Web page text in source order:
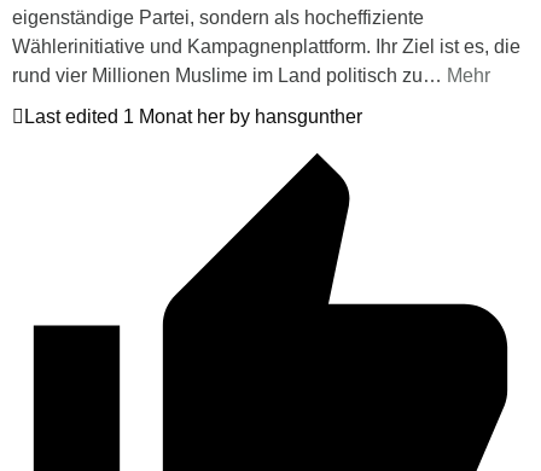
eigenständige Partei, sondern als hocheffiziente
Wählerinitiative und Kampagnenplattform. Ihr Ziel ist es, die
rund vier Millionen Muslime im Land politisch zu… Mehr
Last edited 1 Monat her by hansgunther